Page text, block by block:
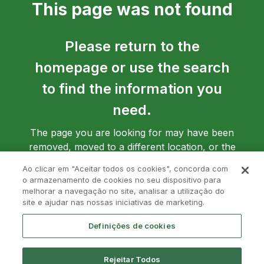
This page was not found
Please return to the
homepage or use the search
to find the information you
need.
The page you are looking for may have been
removed, moved to a different location, or the
Ao clicar em "Aceitar todos os cookies", concorda com
o armazenamento de cookies no seu dispositivo para
melhorar a navegação no site, analisar a utilização do
site e ajudar nas nossas iniciativas de marketing.
Definições de cookies
Rejeitar Todos